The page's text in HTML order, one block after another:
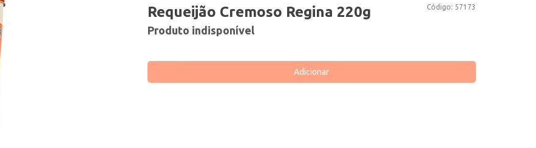
Código: 57173
Requeijão Cremoso Regina 220g
Produto indisponível
Adicionar